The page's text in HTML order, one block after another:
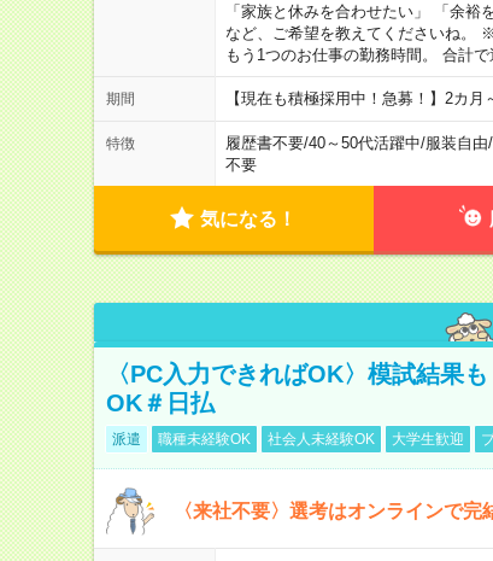
「家族と休みを合わせたい」 「余裕
など、ご希望を教えてくださいね。
もう1つのお仕事の勤務時間。 合計
期間 【現在も積極採用中！急募！】2カ
特徴 履歴書不要/40～50代活躍中/服装自由/
不要
気になる！
〈PC入力できればOK〉模試結果
OK＃日払
派遣 職種未経験OK 社会人未経験OK 大学生歓迎
〈来社不要〉選考はオンラインで